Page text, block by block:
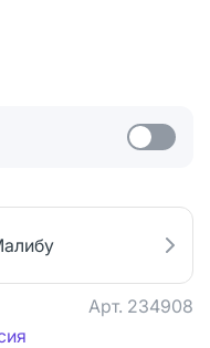
Арт. 234908